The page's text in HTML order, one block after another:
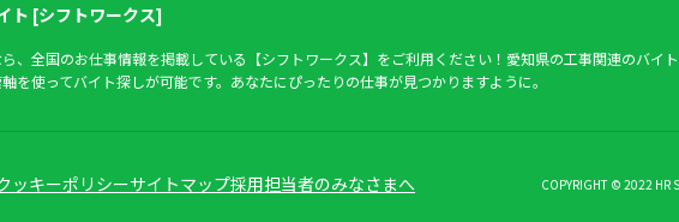
ト [シフトワークス]
、全国のお仕事情報を掲載している【シフトワークス】をご利用ください！愛知県の工事関連のバイ
を使ってバイト探しが可能です。あなたにぴったりの仕事が見つかりますように。
ッキーポリシーサイトマップ採用担当者のみなさまへ COPYRIGHT © 2022 HR